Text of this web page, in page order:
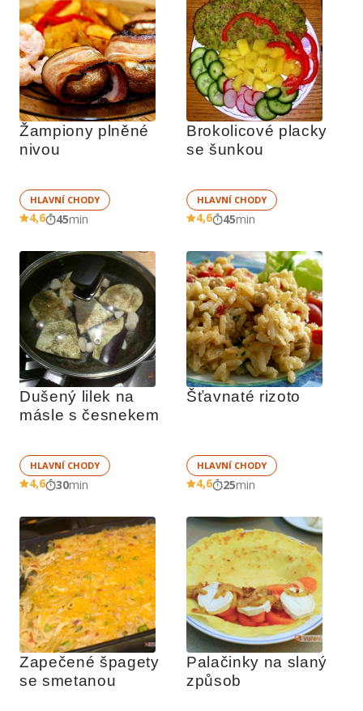
Žampiony plněné
nivou
HLAVNÍ CHODY
4,6 45min
Brokolicové placky
HLAVNÍ CHODY
4,6 45min
Dušený lilek na
másle s česnekem
HLAVNÍ CHODY
4,6 30min
Šťavnaté rizoto
HLAVNÍ CHODY
4,6 25min
Zapečené špagety
se smetanou
Palačinky na slaný
způsob